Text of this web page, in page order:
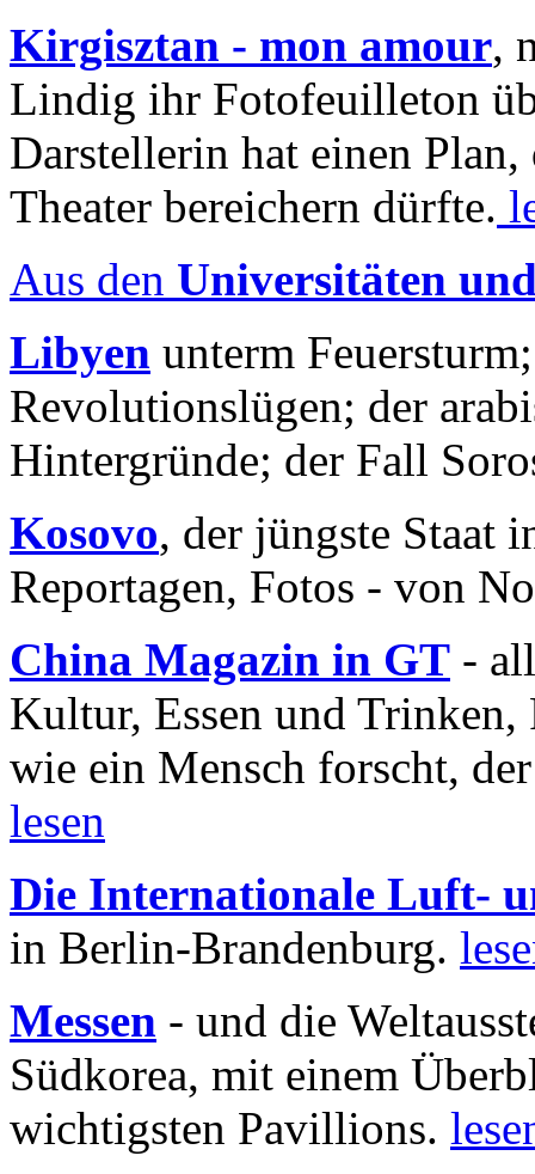
Kirgisztan - mon amour,
Lindig ihr Fotofeuilleton
Darstellerin hat einen Plan,
Theater bereichern dürfte.
Aus den Universitäten
Libyen unterm
Revolutionslügen; der
Hintergründe; der Fall
Kosovo, der jüngste Staat
Reportagen, Fotos - von
China Magazin in GT -
Kultur, Essen und
wie ein Mensch forscht,
lesen
Die Internationale Luft-
in Berlin-Brandenburg.
Messen - und die
Südkorea, mit einem
wichtigsten Pavillions.